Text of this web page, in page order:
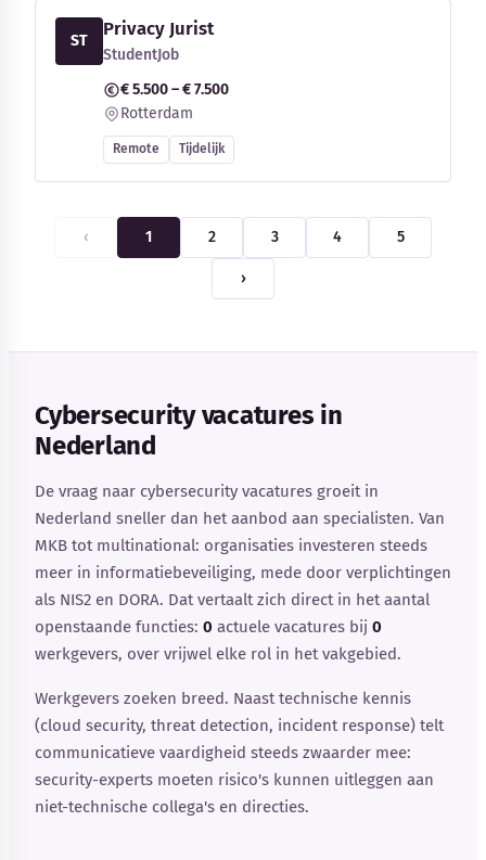
ST
Privacy Jurist
StudentJob
€ 5.500 – € 7.500
Rotterdam
Remote Tijdelijk
‹ 1 2 3 4 5
›
Cybersecurity vacatures in
Nederland
De vraag naar cybersecurity vacatures groeit in
Nederland sneller dan het aanbod aan specialisten. Van
MKB tot multinational: organisaties investeren steeds
meer in informatiebeveiliging, mede door verplichtingen
als NIS2 en DORA. Dat vertaalt zich direct in het aantal
openstaande functies: 0 actuele vacatures bij 0
werkgevers, over vrijwel elke rol in het vakgebied.
Werkgevers zoeken breed. Naast technische kennis
(cloud security, threat detection, incident response) telt
communicatieve vaardigheid steeds zwaarder mee:
security-experts moeten risico's kunnen uitleggen aan
niet-technische collega's en directies.